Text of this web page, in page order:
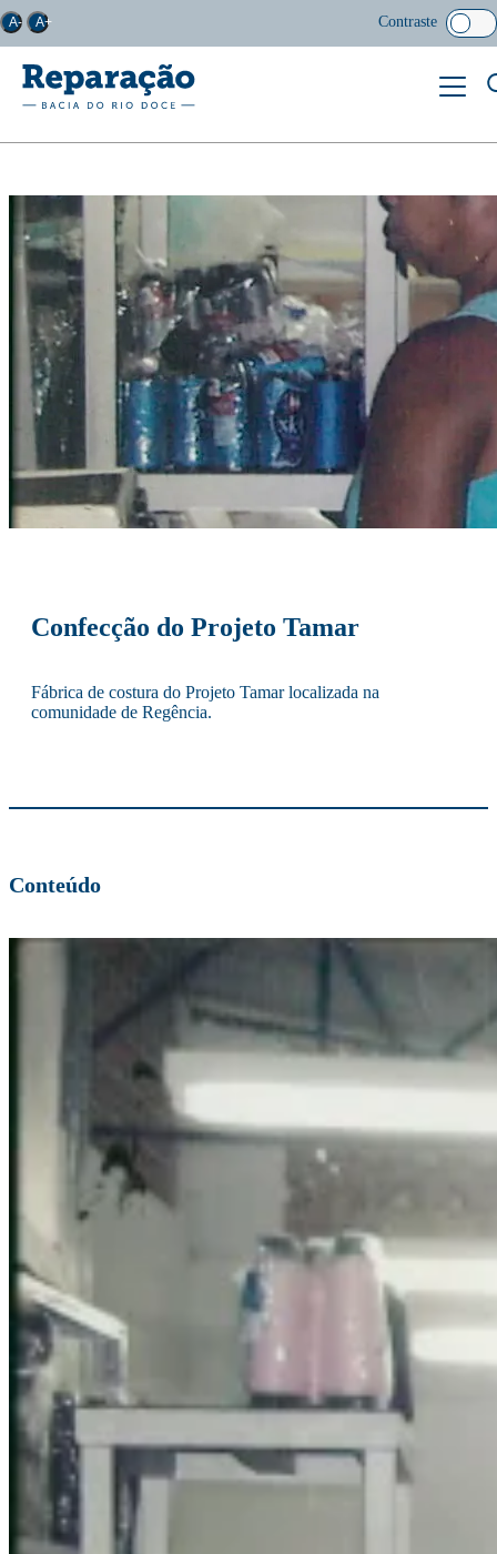
A- A+ Contraste
Confecção do Projeto Tamar
Fábrica de costura do Projeto Tamar localizada na
comunidade de Regência.
Conteúdo